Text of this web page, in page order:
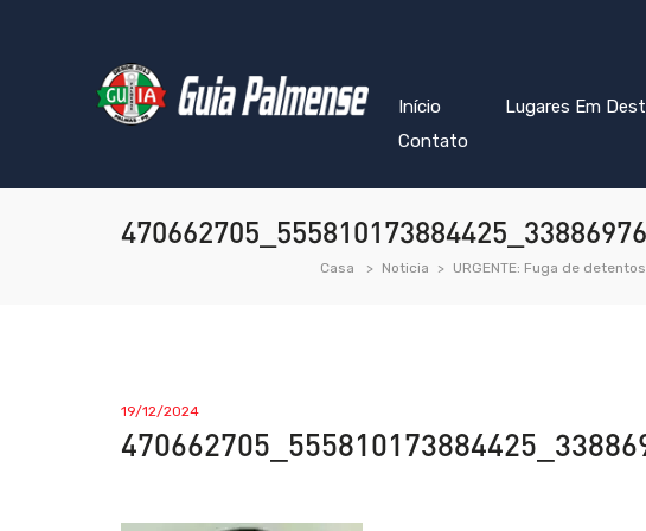
Início Lugares Em
Contato
Casa Noticia URGENTE: Fuga de
19/12/2024